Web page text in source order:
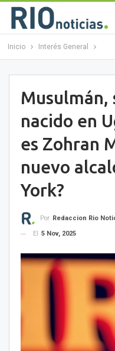
Inicio Interés General
Musulmán,
nacido en
es Zohran
nuevo
York?
Por Redaccion Rio Noticias
El
5 Nov, 2025